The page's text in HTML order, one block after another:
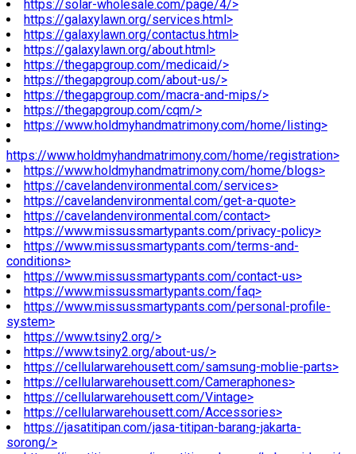
https://solar-wholesale.com/page/4/>
https://galaxylawn.org/services.html>
https://galaxylawn.org/contactus.html>
https://galaxylawn.org/about.html>
https://thegapgroup.com/medicaid/>
https://thegapgroup.com/about-us/>
https://thegapgroup.com/macra-and-mips/>
https://thegapgroup.com/cqm/>
https://www.holdmyhandmatrimony.com/home/listing>
https://www.holdmyhandmatrimony.com/home/registration>
https://www.holdmyhandmatrimony.com/home/blogs>
https://cavelandenvironmental.com/services>
https://cavelandenvironmental.com/get-a-quote>
https://cavelandenvironmental.com/contact>
https://www.missussmartypants.com/privacy-policy>
https://www.missussmartypants.com/terms-and-
conditions>
https://www.missussmartypants.com/contact-us>
https://www.missussmartypants.com/faq>
https://www.missussmartypants.com/personal-profile-
system>
https://www.tsiny2.org/>
https://www.tsiny2.org/about-us/>
https://cellularwarehousett.com/samsung-moblie-parts>
https://cellularwarehousett.com/Cameraphones>
https://cellularwarehousett.com/Vintage>
https://cellularwarehousett.com/Accessories>
https://jasatitipan.com/jasa-titipan-barang-jakarta-
sorong/>